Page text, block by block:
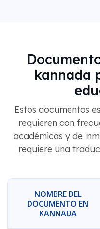
kannada
Estos documentos
requieren con
académicas y de
requiere una
NOMBRE DEL
DOCUMENTO EN
KANNADA